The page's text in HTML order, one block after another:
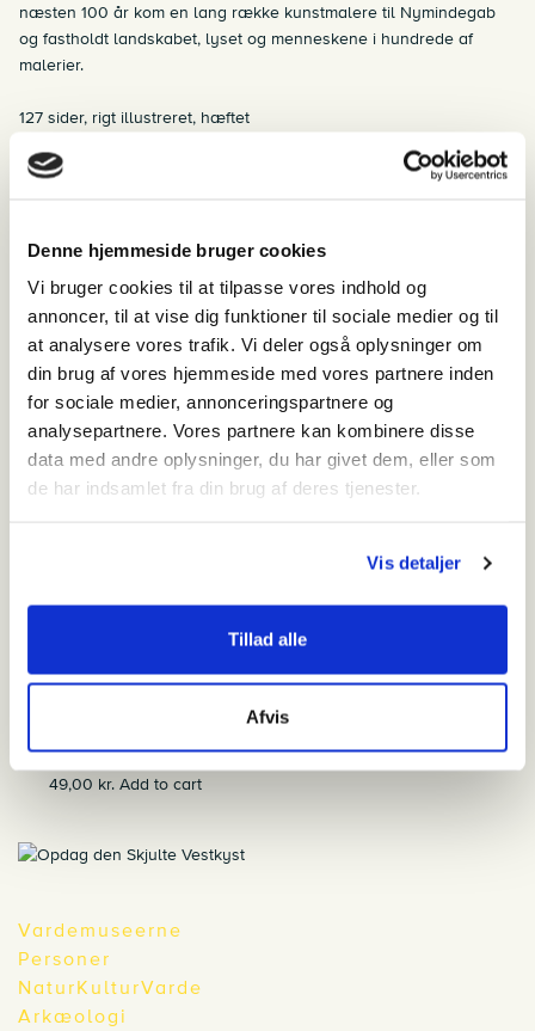
Denne hjemmeside bruger cookies
Vi bruger cookies til at tilpasse vores indhold og
annoncer, til at vise dig funktioner til sociale medier og til
at analysere vores trafik. Vi deler også oplysninger om
din brug af vores hjemmeside med vores partnere inden
for sociale medier, annonceringspartnere og
analysepartnere. Vores partnere kan kombinere disse
data med andre oplysninger, du har givet dem, eller som
de har indsamlet fra din brug af deres tjenester.
Vis detaljer
Tillad alle
Afvis
næsten 100 år kom en lang række kunstmalere til Nymindegab
og fastholdt landskabet, lyset og menneskene i hundrede af
malerier.
127 sider, rigt illustreret, hæftet
“Alle interesserede i dansk kunst vil tage rigtig godt imod denne
vestjyske, og en historie, der rækker langt ud over det lokale
Lektørudtalelse Poul Flou Pedersen
En
Malermesters
Pensel
fuldkommen
værdig…
quantity
Add to cart
Categories:Bøger,Nymindegab Museum
Related products
Om de tyske flygtninge i Danmark
De dødes landskab
Livet er en Sælsom Kjæde
Vadehavsbilleder
49,00 kr. Add to cart
Vardemuseerne
Personer
NaturKulturVarde
Arkæologi